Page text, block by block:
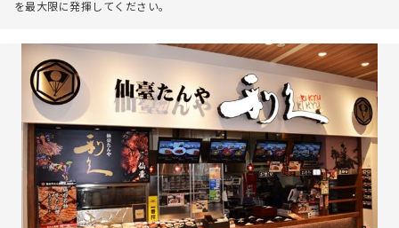
を最大限に発揮してください。